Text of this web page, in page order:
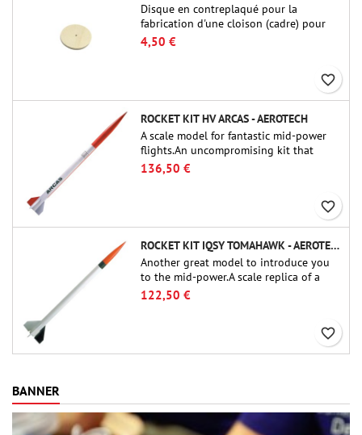
Disque en contreplaqué pour la
fabrication d'une cloison (cadre) pour
raccords tubulaires de 54 mm de Public
Missiles Ltd. (PT-2.1 ou QT-2.1)
4,50 €
favorite_border
ROCKET KIT HV ARCAS - AEROTECH
A scale model for fantastic mid-power
flights.An uncompromising kit that
allows you to build a replica of one of
the most famous sounding-rocket ever.
136,50 €
favorite_border
ROCKET KIT IQSY TOMAHAWK - AEROTECH
Another great model to introduce you
to the mid-power.A scale replica of a
famous sounding rocket, small in size
and peefect to move to higher-level kits.
122,50 €
favorite_border
BANNER